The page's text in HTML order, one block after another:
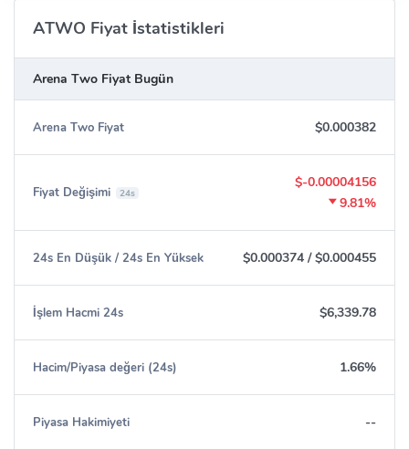
ATWO Fiyat İstatistikleri
Arena Two Fiyat Bugün
Arena Two Fiyat $0.000382
Fiyat Değişimi 24s
$-0.00004156
9.81%
24s En Düşük / 24s En Yüksek $0.000374 /$0.000455
İşlem Hacmi 24s $6,339.78
Hacim/Piyasa değeri (24s) 1.66%
Piyasa Hakimiyeti --